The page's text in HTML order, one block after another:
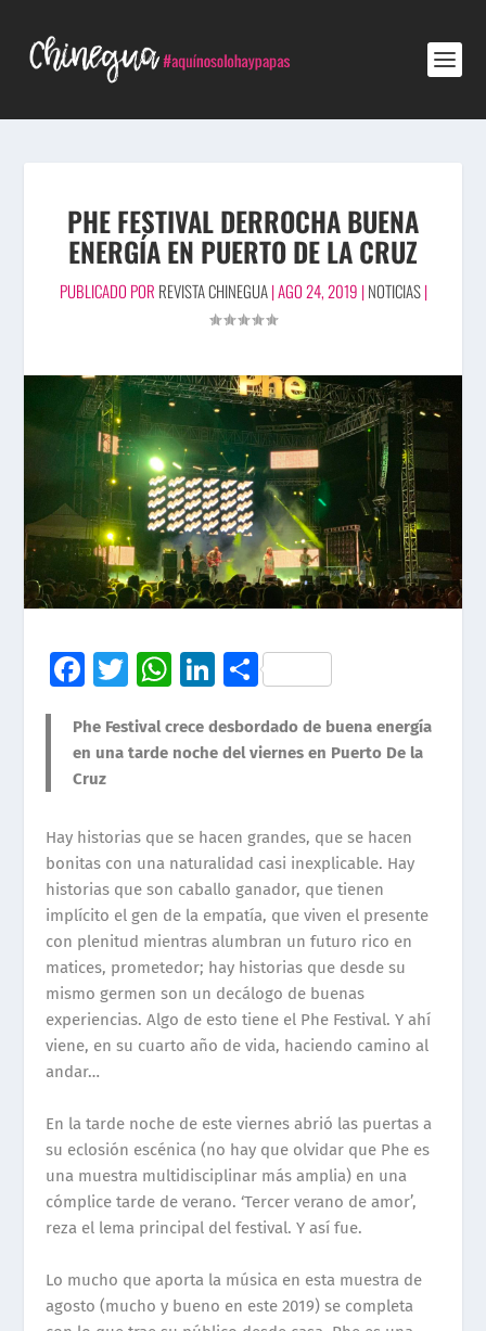
PHE FESTIVAL DERROCHA BUENA
ENERGÍA EN PUERTO DE LA CRUZ
PUBLICADO POR REVISTA CHINEGUA|AGO 24, 2019 |NOTICIAS|
Fa
b
o
k
T
tt
W
at
p
p
Li
k
n
C
m
ti
r
Phe Festival crece desbordado de buena energía
en una tarde noche del viernes en Puerto De la
Cruz
Hay historias que se hacen grandes, que se hacen
bonitas con una naturalidad casi inexplicable. Hay
historias que son caballo ganador, que tienen
implícito el gen de la empatía, que viven el presente
con plenitud mientras alumbran un futuro rico en
matices, prometedor; hay historias que desde su
mismo germen son un decálogo de buenas
experiencias. Algo de esto tiene el Phe Festival. Y ahí
viene, en su cuarto año de vida, haciendo camino al
andar…
En la tarde noche de este viernes abrió las puertas a
su eclosión escénica (no hay que olvidar que Phe es
una muestra multidisciplinar más amplia) en una
cómplice tarde de verano. ‘Tercer verano de amor’,
reza el lema principal del festival. Y asífue.
Lo mucho que aporta la música en esta muestra de
agosto (mucho y bueno en este 2019) se completa